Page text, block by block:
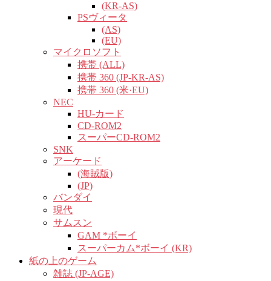
(KR-AS)
PSヴィータ
(AS)
(EU)
マイクロソフト
携帯 (ALL)
携帯 360 (JP-KR-AS)
携帯 360 (米·EU)
NEC
HU-カード
CD-ROM2
スーパーCD-ROM2
SNK
アーケード
(海賊版)
(JP)
バンダイ
現代
サムスン
GAM *ボーイ
スーパーカム*ボーイ (KR)
紙の上のゲーム
雑誌 (JP-AGE)